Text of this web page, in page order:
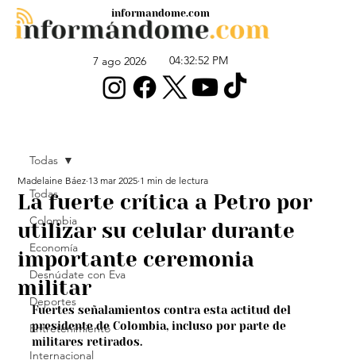
7 ago 2026 04:32:52 PM
informandome.com
Todas
Colombia
Economía
Desnúdate con Eva
Deportes
Entretenimiento
Internacional
Todas
La fuerte crítica a Petro por
utilizar su celular durante
importante ceremonia
militar
Madelaine Báez 13 mar 2025 1 min de lectura
Fuertes señalamientos contra esta actitud del
presidente de Colombia, incluso por parte de
militares retirados.